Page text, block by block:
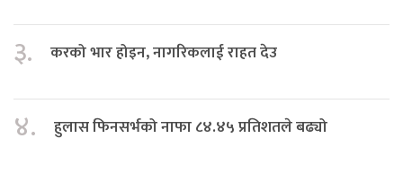
३. करको भार होइन, नागरिकलाई राहत देउ
४. हुलास फिनसर्भको नाफा ८४.४५ प्रतिशतले बढ्यो